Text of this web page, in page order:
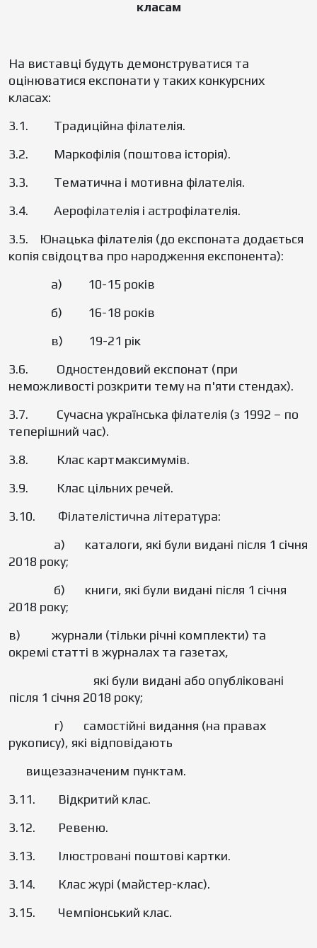
класам
На виставці будуть демонструватися та
оцінюватися експонати у таких конкурсних
класах:
3.1. Традиційна філателія.
3.2. Маркофілія (поштова історія).
3.3. Тематична і мотивна філателія.
3.4. Аерофілателія і астрофілателія.
3.5. Юнацька філателія (до експоната додається
копія свідоцтва про народження експонента):
а) 10-15 років
б) 16-18 років
в) 19-21 рік
3.6. Одностендовий експонат (при
неможливості розкрити тему на п'яти стендах).
3.7. Сучасна українська філателія (з 1992 – по
теперішний час).
3.8. Клас картмаксимумів.
3.9. Клас цільних речей.
3.10. Філателістична література:
а) каталоги, які були видані після 1 січня
2018 року;
б) книги, які були видані після 1 січня
2018 року;
в) журнали (тільки річні комплекти) та
окремі статті в журналах та газетах,
які були видані або опубліковані
після 1 січня 2018 року;
г) самостійні видання (на правах
рукопису), які відповідають
вищезазначеним пунктам.
3.11. Відкритий клас.
3.12. Ревеню.
3.13. Ілюстровані поштові картки.
3.14. Клас журі (майстер-клас).
3.15. Чемпіонський клас.